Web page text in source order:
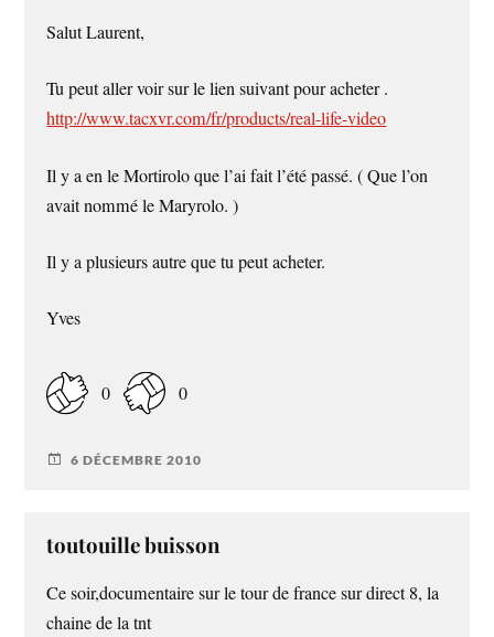
Salut Laurent,
Tu peut aller voir sur le lien suivant pour acheter .
http://www.tacxvr.com/fr/products/real-life-video
Il y a en le Mortirolo que l’ai fait l’été passé. ( Que l’on
avait nommé le Maryrolo. )
Il y a plusieurs autre que tu peut acheter.
Yves
0 0
6 DÉCEMBRE 2010
toutouille buisson
Ce soir,documentaire sur le tour de france sur direct 8, la
chaine de la tnt